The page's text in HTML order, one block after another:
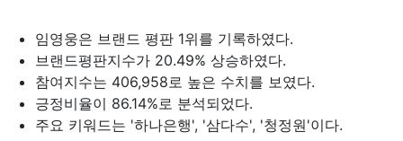
임영웅은 브랜드 평판 1위를 기록하였다.
브랜드평판지수가 20.49% 상승하였다.
참여지수는 406,958로 높은 수치를 보였다.
긍정비율이 86.14%로 분석되었다.
주요 키워드는 '하나은행', '삼다수', '청정원'이다.